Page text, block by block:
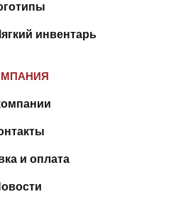
инвентарь
и оплата